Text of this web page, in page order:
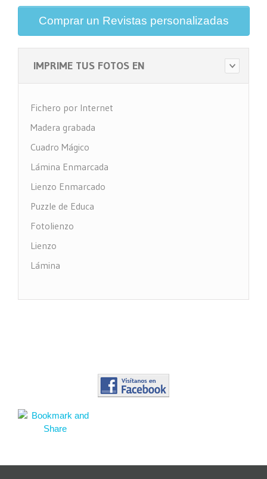
Comprar un Revistas personalizadas
IMPRIME TUS FOTOS EN
Fichero por Internet
Madera grabada
Cuadro Mágico
Lámina Enmarcada
Lienzo Enmarcado
Puzzle de Educa
Fotolienzo
Lienzo
Lámina